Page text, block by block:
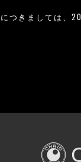
つきましては、